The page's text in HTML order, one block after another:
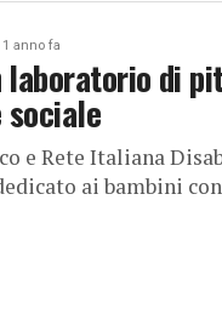
1 anno fa
laboratorio di
sociale
e Rete Italiana
ai bambini